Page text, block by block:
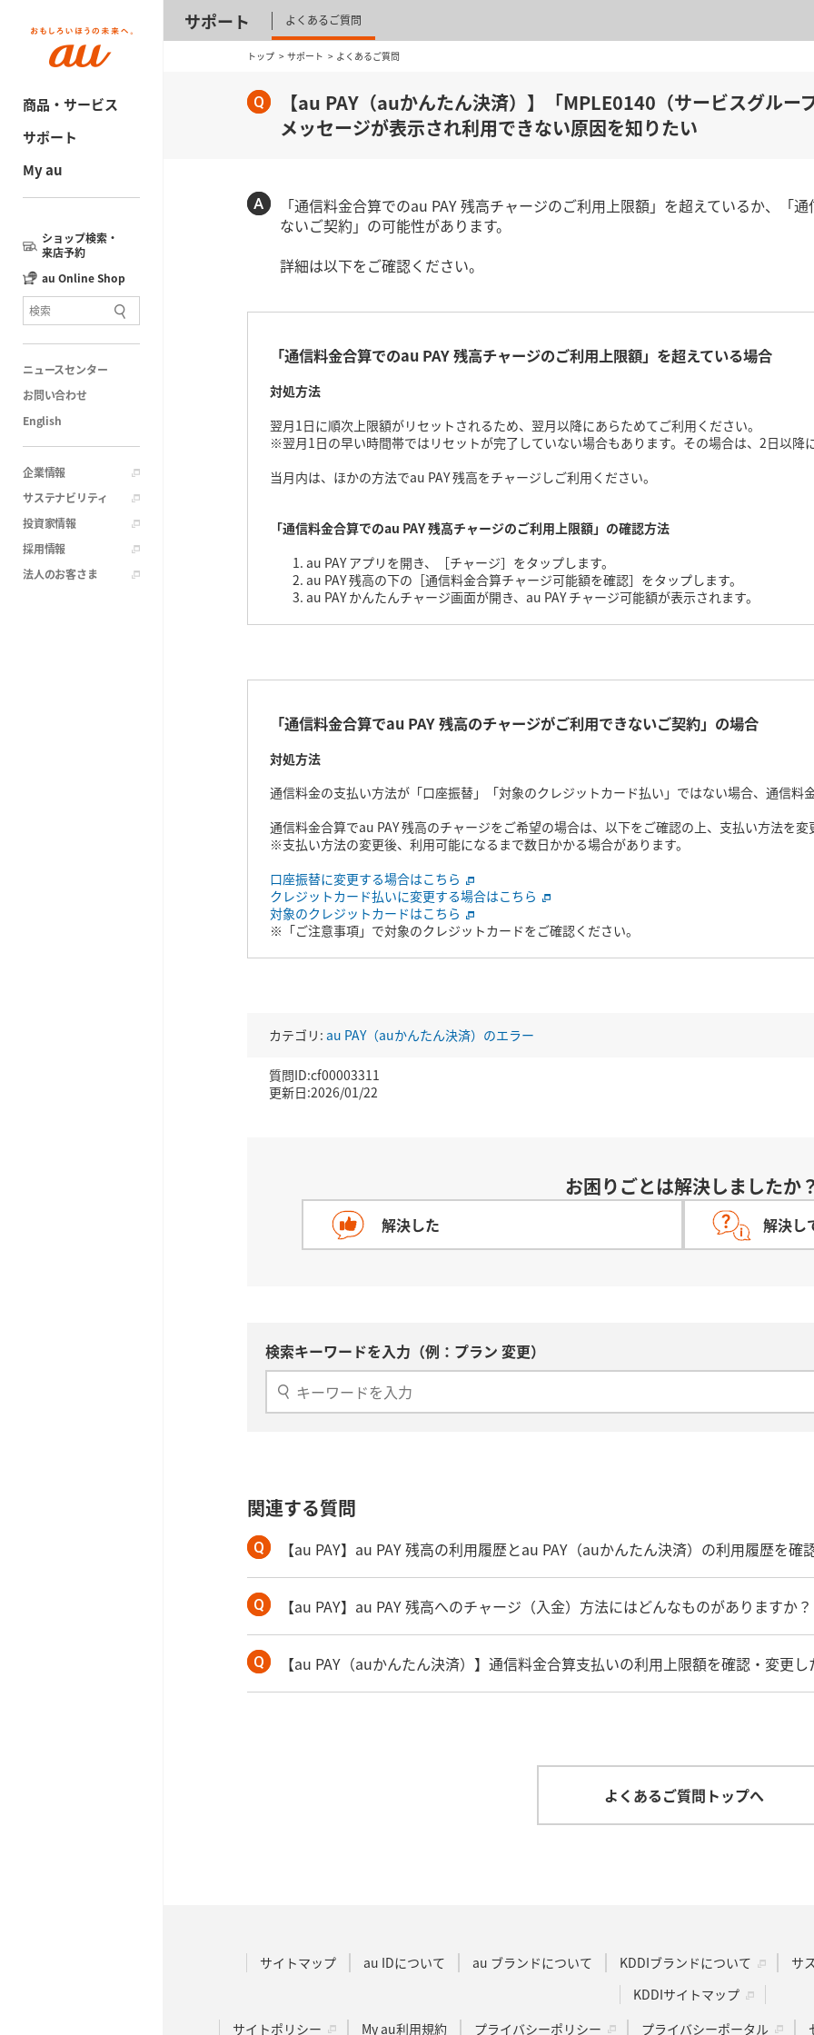
商品・サービス
サポート
My au
ショップ検索・
来店予約
au Online Shop
ニュースセンター
お問い合わせ
English
企業情報
サステナビリティ
投資家情報
採用情報
法人のお客さま
サポート よくあるご質問
トップ サポート よくあるご質問
【au PAY（auかんたん決済）】「MPLE0140（サービスグル
メッセージが表示され利用できない原因を知りたい
「通信料金合算でのau PAY 残高チャージのご利用上限額」を超えているか、「
ないご契約」の可能性があります。
詳細は以下をご確認ください。
「通信料金合算でのau PAY 残高チャージのご利用上限額」を超えている場合
対処方法
翌月1日に順次上限額がリセットされるため、翌月以降にあらためてご利用ください。
※翌月1日の早い時間帯ではリセットが完了していない場合もあります。その場合は、2日以降
当月内は、ほかの方法でau PAY 残高をチャージしご利用ください。
「通信料金合算でのau PAY 残高チャージのご利用上限額」の確認方法
au PAY アプリを開き、［チャージ］をタップします。
au PAY 残高の下の［通信料金合算チャージ可能額を確認］をタップします。
au PAY かんたんチャージ画面が開き、au PAY チャージ可能額が表示されます。
「通信料金合算でau PAY 残高のチャージがご利用できないご契約」の場合
対処方法
通信料金の支払い方法が「口座振替」「対象のクレジットカード払い」ではない場合、通信料
通信料金合算でau PAY 残高のチャージをご希望の場合は、以下をご確認の上、支払い方法を変
※支払い方法の変更後、利用可能になるまで数日かかる場合があります。
口座振替に変更する場合はこちら
クレジットカード払いに変更する場合はこちら
対象のクレジットカードはこちら
※「ご注意事項」で対象のクレジットカードをご確認ください。
カテゴリ: au PAY（auかんたん決済）のエラー
質問ID:cf00003311
更新日:2026/01/22
お困りごとは解決しましたか？
解決した 解決し
検索キーワードを入力（例：プラン 変更）
関連する質問
【au PAY】au PAY 残高の利用履歴とau PAY（auかんたん決済）の利用履歴を確
【au PAY】au PAY 残高へのチャージ（入金）方法にはどんなものがありますか？
【au PAY（auかんたん決済）】通信料金合算支払いの利用上限額を確認・変更し
よくあるご質問トップへ
サイトマップ au IDについて au ブランドについて KDDIブランドについて サ
KDDIサイトマップ
サイトポリシー
My au利用規約 プライバシーポリシー プライバシーポータル